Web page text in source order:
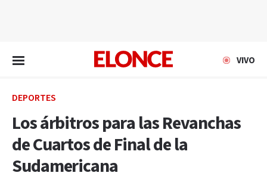
VIVO
DEPORTES
Los árbitros para las Revanchas
de Cuartos de Final de la
Sudamericana